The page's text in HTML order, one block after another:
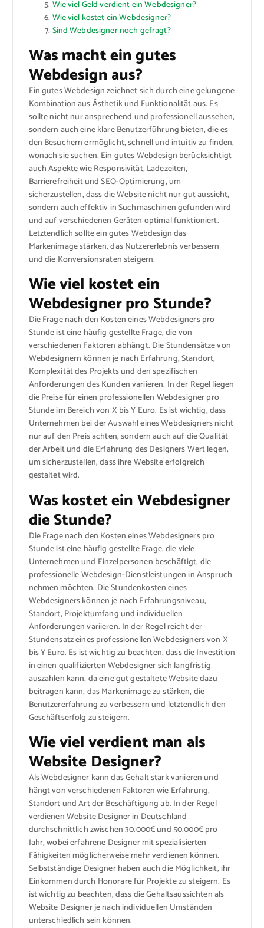
Wie viel Geld verdient ein Webdesigner?
Wie viel kostet ein Webdesigner?
Sind Webdesigner noch gefragt?
Was macht ein gutes
Webdesign aus?
Ein gutes Webdesign zeichnet sich durch eine gelungene
Kombination aus Ästhetik und Funktionalität aus. Es
sollte nicht nur ansprechend und professionell aussehen,
sondern auch eine klare Benutzerführung bieten, die es
den Besuchern ermöglicht, schnell und intuitiv zu finden,
wonach sie suchen. Ein gutes Webdesign berücksichtigt
auch Aspekte wie Responsivität, Ladezeiten,
Barrierefreiheit und SEO-Optimierung, um
sicherzustellen, dass die Website nicht nur gut aussieht,
sondern auch effektiv in Suchmaschinen gefunden wird
und auf verschiedenen Geräten optimal funktioniert.
Letztendlich sollte ein gutes Webdesign das
Markenimage stärken, das Nutzererlebnis verbessern
und die Konversionsraten steigern.
Wie viel kostet ein
Webdesigner pro Stunde?
Die Frage nach den Kosten eines Webdesigners pro
Stunde ist eine häufig gestellte Frage, die von
verschiedenen Faktoren abhängt. Die Stundensätze von
Webdesignern können je nach Erfahrung, Standort,
Komplexität des Projekts und den spezifischen
Anforderungen des Kunden variieren. In der Regel liegen
die Preise für einen professionellen Webdesigner pro
Stunde im Bereich von X bis Y Euro. Es ist wichtig, dass
Unternehmen bei der Auswahl eines Webdesigners nicht
nur auf den Preis achten, sondern auch auf die Qualität
der Arbeit und die Erfahrung des Designers Wert legen,
um sicherzustellen, dass ihre Website erfolgreich
gestaltet wird.
Was kostet ein Webdesigner
die Stunde?
Die Frage nach den Kosten eines Webdesigners pro
Stunde ist eine häufig gestellte Frage, die viele
Unternehmen und Einzelpersonen beschäftigt, die
professionelle Webdesign-Dienstleistungen in Anspruch
nehmen möchten. Die Stundenkosten eines
Webdesigners können je nach Erfahrungsniveau,
Standort, Projektumfang und individuellen
Anforderungen variieren. In der Regel reicht der
Stundensatz eines professionellen Webdesigners von X
bis Y Euro. Es ist wichtig zu beachten, dass die Investition
in einen qualifizierten Webdesigner sich langfristig
auszahlen kann, da eine gut gestaltete Website dazu
beitragen kann, das Markenimage zu stärken, die
Benutzererfahrung zu verbessern und letztendlich den
Geschäftserfolg zu steigern.
Wie viel verdient man als
Website Designer?
Als Webdesigner kann das Gehalt stark variieren und
hängt von verschiedenen Faktoren wie Erfahrung,
Standort und Art der Beschäftigung ab. In der Regel
verdienen Website Designer in Deutschland
durchschnittlich zwischen 30.000€ und 50.000€ pro
Jahr, wobei erfahrene Designer mit spezialisierten
Fähigkeiten möglicherweise mehr verdienen können.
Selbstständige Designer haben auch die Möglichkeit, ihr
Einkommen durch Honorare für Projekte zu steigern. Es
ist wichtig zu beachten, dass die Gehaltsaussichten als
Website Designer je nach individuellen Umständen
unterschiedlich sein können.